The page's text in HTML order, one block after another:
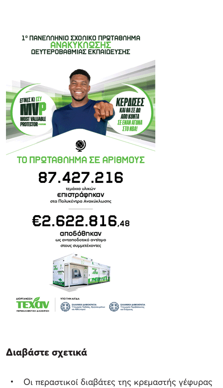
Διαβάστε σχετικά
Οι περαστικοί διαβάτες της κρεμαστής γέφυρας